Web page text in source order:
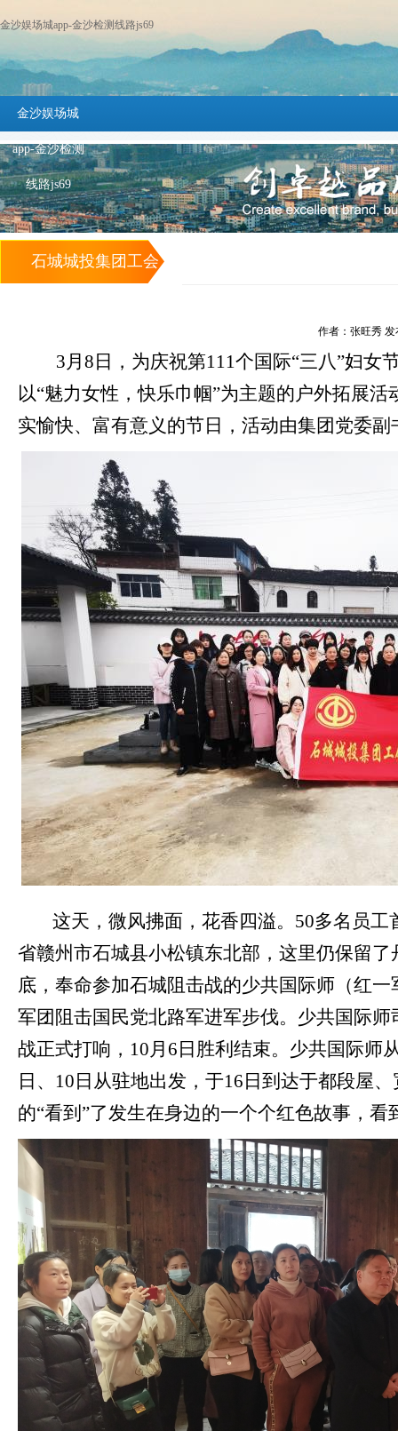
金沙娱场城app-金沙检测线路js69
金沙娱场城
app-金沙检测
线路js69
石城城投集团工会
年“三八” 妇女节户
外拓展活动 -金沙
娱场城app
作者：张旺秀 发
3月8日，为庆祝第111个国际“三八”妇女
以“魅力女性，快乐巾帼”为主题的户外拓展
实愉快、富有意义的节日， 活动由集团党委副
这天，微风拂面，花香四溢。 50多名员工
省赣州市石城县小松镇东北部，这里仍保留
底，奉命参加石城阻击战的少共国际师（红
军团阻击国民党北路军进军步伐。少共国际
战正式打响， 10月 6 日胜利结束。少共国际师
日、 10 日从驻地出发，于16 日到达于都段屋
的“看到”了发生在身边的一个个红色故事，